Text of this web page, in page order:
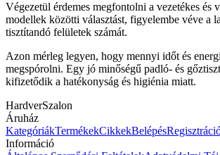
Végezetül érdemes megfontolni a vezetékes és
modellek közötti választást, figyelembe véve a
tisztítandó felületek számát.
Azon mérleg legyen, hogy mennyi időt és
megspórolni. Egy jó minőségű padló- és
kifizetődik a hatékonyság és higiénia miatt.
HardverSzalon
Áruház
KategóriákTermékekCikkekBelépés
Információ